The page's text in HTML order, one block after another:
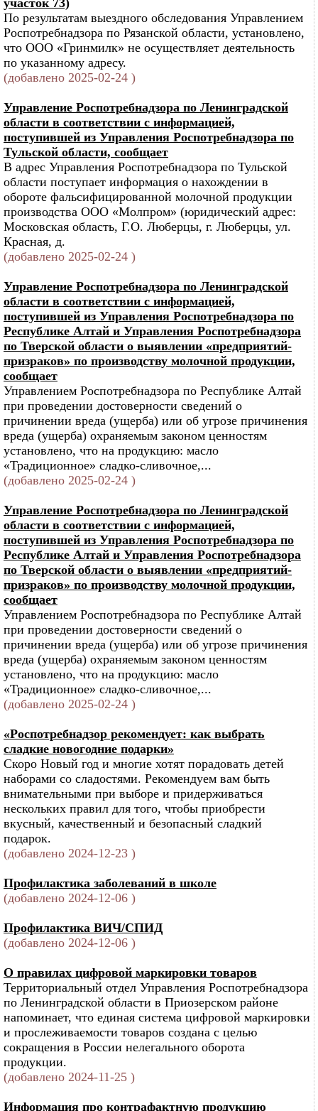
участок 73)
По результатам выездного обследования Управлением
Роспотребнадзора по Рязанской области, установлено,
что ООО «Гринмилк» не осуществляет деятельность
по указанному адресу.
(добавлено 2025-02-24 )
Управление Роспотребнадзора по Ленинградской
области в соответствии с информацией,
поступившей из Управления Роспотребнадзора по
Тульской области, сообщает
В адрес Управления Роспотребнадзора по Тульской
области поступает информация о нахождении в
обороте фальсифицированной молочной продукции
производства ООО «Молпром» (юридический адрес:
Московская область, Г.О. Люберцы, г. Люберцы, ул.
Красная, д.
(добавлено 2025-02-24 )
Управление Роспотребнадзора по Ленинградской
области в соответствии с информацией,
поступившей из Управления Роспотребнадзора по
Республике Алтай и Управления Роспотребнадзора
по Тверской области о выявлении «предприятий-
призраков» по производству молочной продукции,
сообщает
Управлением Роспотребнадзора по Республике Алтай
при проведении достоверности сведений о
причинении вреда (ущерба) или об угрозе причинения
вреда (ущерба) охраняемым законом ценностям
установлено, что на продукцию: масло
«Традиционное» сладко-сливочное,...
(добавлено 2025-02-24 )
Управление Роспотребнадзора по Ленинградской
области в соответствии с информацией,
поступившей из Управления Роспотребнадзора по
Республике Алтай и Управления Роспотребнадзора
по Тверской области о выявлении «предприятий-
призраков» по производству молочной продукции,
сообщает
Управлением Роспотребнадзора по Республике Алтай
при проведении достоверности сведений о
причинении вреда (ущерба) или об угрозе причинения
вреда (ущерба) охраняемым законом ценностям
установлено, что на продукцию: масло
«Традиционное» сладко-сливочное,...
(добавлено 2025-02-24 )
«Роспотребнадзор рекомендует: как выбрать
сладкие новогодние подарки»
Скоро Новый год и многие хотят порадовать детей
наборами со сладостями. Рекомендуем вам быть
внимательными при выборе и придерживаться
нескольких правил для того, чтобы приобрести
вкусный, качественный и безопасный сладкий
подарок.
(добавлено 2024-12-23 )
Профилактика заболеваний в школе
(добавлено 2024-12-06 )
Профилактика ВИЧ/СПИД
(добавлено 2024-12-06 )
О правилах цифровой маркировки товаров
Территориальный отдел Управления Роспотребнадзора
по Ленинградской области в Приозерском районе
напоминает, что единая система цифровой маркировки
и прослеживаемости товаров создана с целью
сокращения в России нелегального оборота
продукции.
(добавлено 2024-11-25 )
Информация про контрафактную продукцию